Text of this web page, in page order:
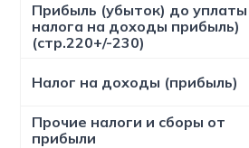
Прибыль (убыток) до уплаты
налога на доходы прибыль)
(стр.220+/-230)
Налог на доходы (прибыль)
Прочие налоги и сборы от
прибыли